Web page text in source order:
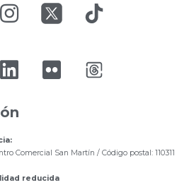
Comercial San Martín / Código postal: 110311
reducida